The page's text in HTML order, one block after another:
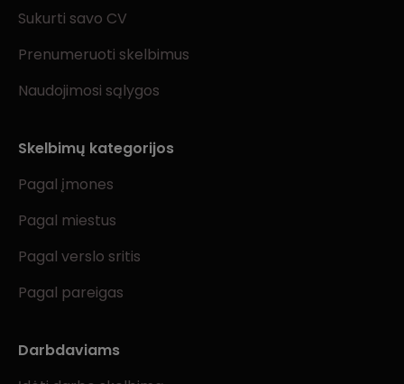
Sukurti savo CV
Prenumeruoti skelbimus
Naudojimosi sąlygos
Skelbimų kategorijos
Pagal įmones
Pagal miestus
Pagal verslo sritis
Pagal pareigas
Darbdaviams